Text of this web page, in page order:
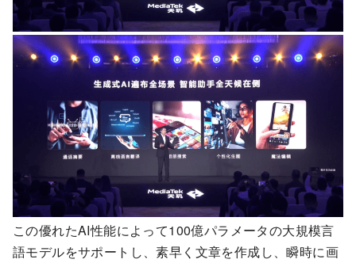
この優れたAI性能によって100億パラメータの大規模言
語モデルをサポートし、素早く文章を作成し、瞬時に画